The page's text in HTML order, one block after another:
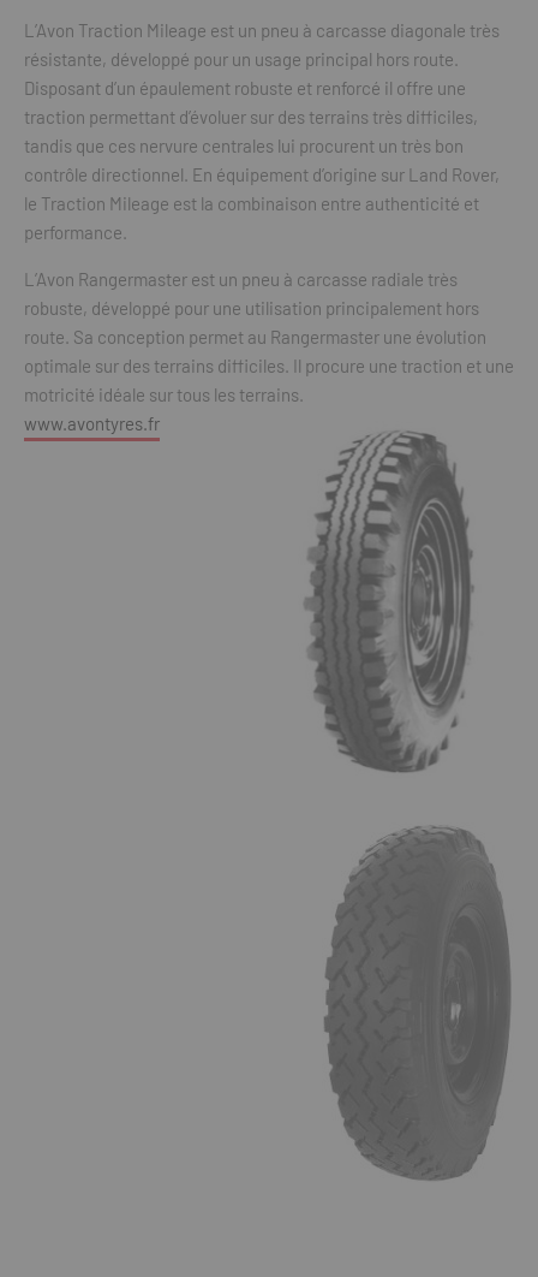
L’Avon Traction Mileage est un pneu à carcasse diagonale très
résistante, développé pour un usage principal hors route.
Disposant d’un épaulement robuste et renforcé il offre une
traction permettant d’évoluer sur des terrains très difficiles,
tandis que ces nervure centrales lui procurent un très bon
contrôle directionnel. En équipement d’origine sur Land Rover,
le Traction Mileage est la combinaison entre authenticité et
performance.
L’Avon Rangermaster est un pneu à carcasse radiale très
robuste, développé pour une utilisation principalement hors
route. Sa conception permet au Rangermaster une évolution
optimale sur des terrains difficiles. Il procure une traction et une
motricité idéale sur tous les terrains.
www.avontyres.fr